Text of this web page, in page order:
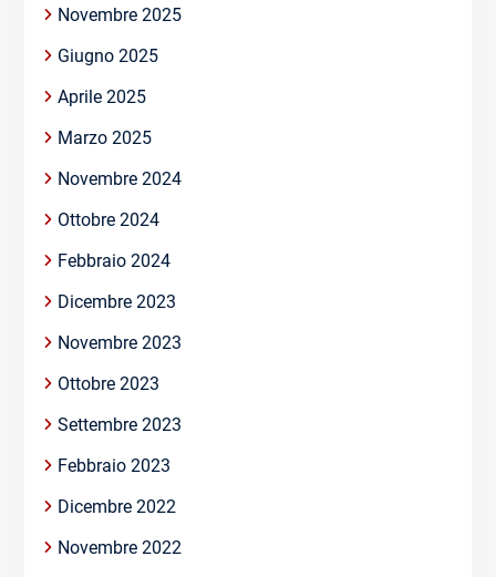
Novembre 2025
Giugno 2025
Aprile 2025
Marzo 2025
Novembre 2024
Ottobre 2024
Febbraio 2024
Dicembre 2023
Novembre 2023
Ottobre 2023
Settembre 2023
Febbraio 2023
Dicembre 2022
Novembre 2022